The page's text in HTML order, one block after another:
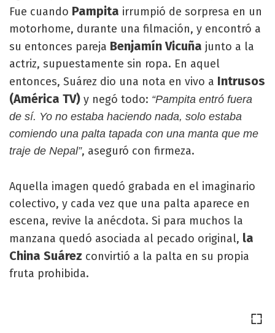
Fue cuando Pampita irrumpió de sorpresa en un
motorhome, durante una filmación, y encontró a
su entonces pareja Benjamín Vicuña junto a la
actriz, supuestamente sin ropa. En aquel
entonces, Suárez dio una nota en vivo a Intrusos
(América TV) y negó todo: “Pampita entró fuera
de sí. Yo no estaba haciendo nada, solo estaba
comiendo una palta tapada con una manta que me
traje de Nepal”, aseguró con firmeza.
Aquella imagen quedó grabada en el imaginario
colectivo, y cada vez que una palta aparece en
escena, revive la anécdota. Si para muchos la
manzana quedó asociada al pecado original, la
China Suárez convirtió a la palta en su propia
fruta prohibida.